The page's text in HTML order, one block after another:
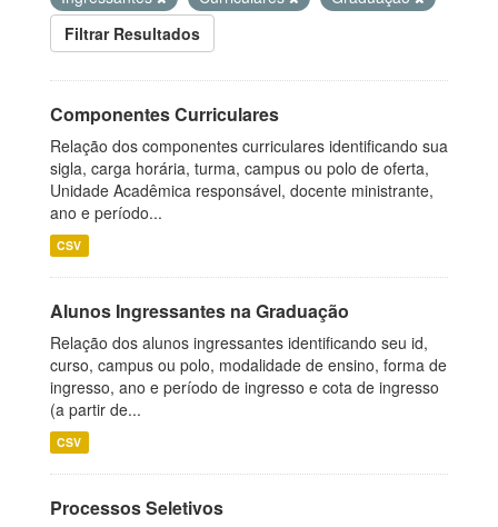
Filtrar Resultados
Componentes Curriculares
Relação dos componentes curriculares identificando sua
sigla, carga horária, turma, campus ou polo de oferta,
Unidade Acadêmica responsável, docente ministrante,
ano e período...
CSV
Alunos Ingressantes na Graduação
Relação dos alunos ingressantes identificando seu id,
curso, campus ou polo, modalidade de ensino, forma de
ingresso, ano e período de ingresso e cota de ingresso
(a partir de...
CSV
Processos Seletivos